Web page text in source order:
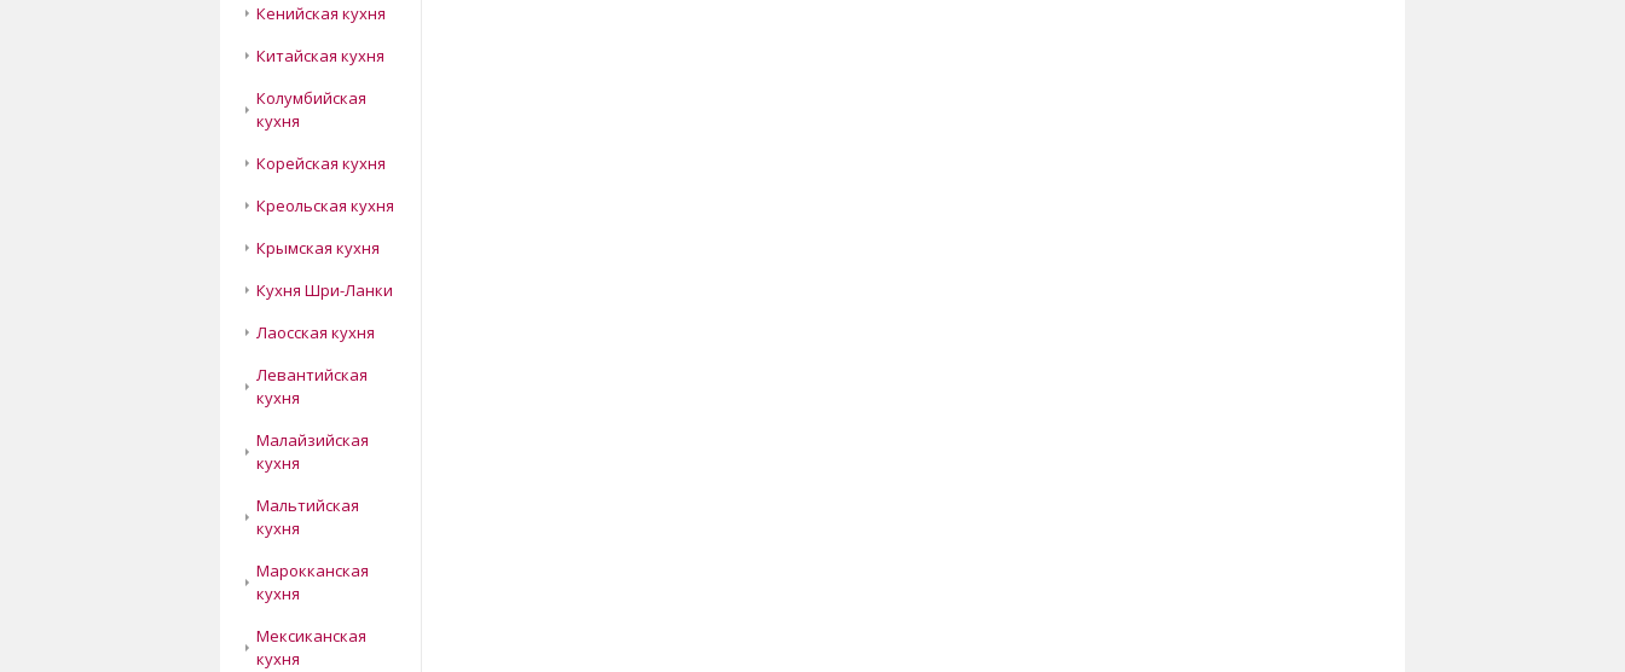
Кенийская кухня
Китайская кухня
Колумбийская
кухня
Корейская кухня
Креольская кухня
Крымская кухня
Кухня Шри-Ланки
Лаосская кухня
Левантийская
кухня
Малайзийская
кухня
Мальтийская
кухня
Марокканская
кухня
Мексиканская
кухня